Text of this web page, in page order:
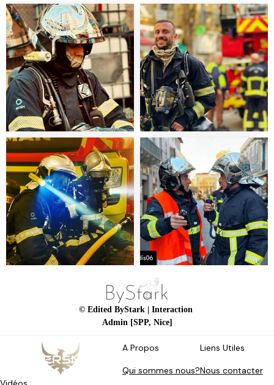
© Edited ByStark
| Interaction
Admin [SPP, Nice]
A Propos
Qui sommes nous?
Liens Utiles
Nous contacter